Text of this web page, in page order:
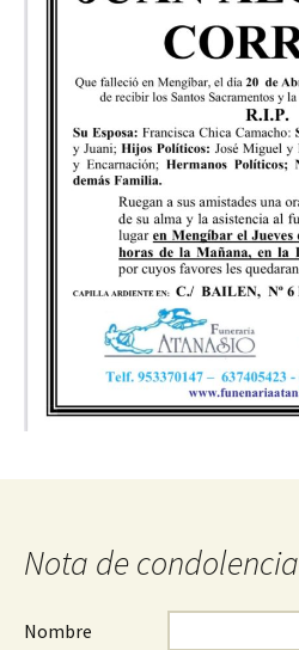
Nota de condolencia
Nombre